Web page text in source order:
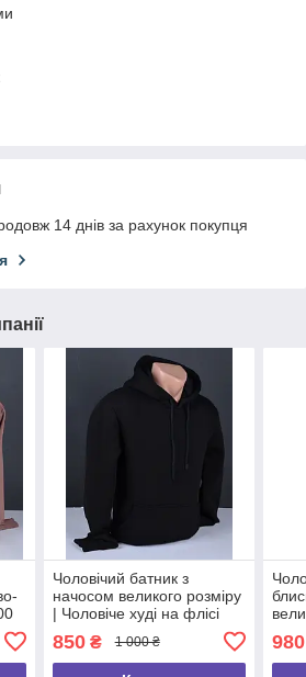
14 днів за рахунок покупця
Чоловічий батник з
начосом великого розміру
| Чоловіче худі на флісі
чорний Туреччина 6090 Б
850₴ 1 000 ₴ 980